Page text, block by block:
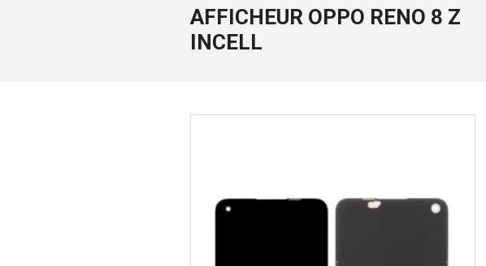
AFFICHEUR OPPO RENO 8 Z
INCELL